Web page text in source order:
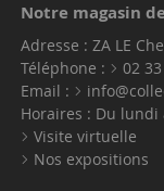
Notre magasin
Adresse : ZA LE
Téléphone :
02
Email :
Horaires : Du lundi
Visite virtuelle
Nos expositions